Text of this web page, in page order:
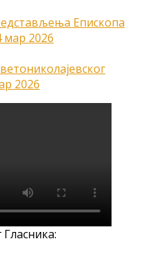
Епископа
мар 2026
2026